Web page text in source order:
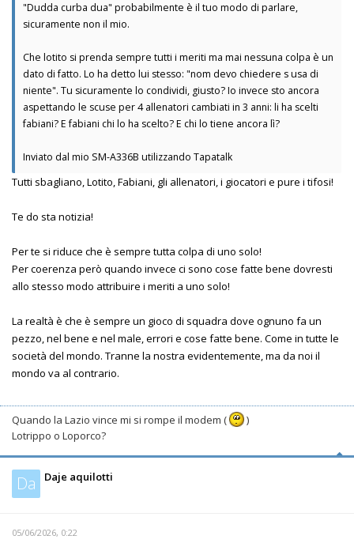
"Dudda curba dua" probabilmente è il tuo modo di parlare,
sicuramente non il mio.
Che lotito si prenda sempre tutti i meriti ma mai nessuna colpa è un
dato di fatto. Lo ha detto lui stesso: "nom devo chiedere s usa di
niente". Tu sicuramente lo condividi, giusto? Io invece sto ancora
aspettando le scuse per 4 allenatori cambiati in 3 anni: li ha scelti
fabiani? E fabiani chi lo ha scelto? E chi lo tiene ancora lì?
Inviato dal mio SM-A336B utilizzando Tapatalk
Tutti sbagliano, Lotito, Fabiani, gli allenatori, i giocatori e pure i tifosi!
Te do sta notizia!
Per te si riduce che è sempre tutta colpa di uno solo!
Per coerenza però quando invece ci sono cose fatte bene dovresti
allo stesso modo attribuire i meriti a uno solo!
La realtà è che è sempre un gioco di squadra dove ognuno fa un
pezzo, nel bene e nel male, errori e cose fatte bene. Come in tutte le
società del mondo. Tranne la nostra evidentemente, ma da noi il
mondo va al contrario.
Quando la Lazio vince mi si rompe il modem (
)
Lotrippo o Loporco?
Da Daje aquilotti
05/06/2026, 0:22